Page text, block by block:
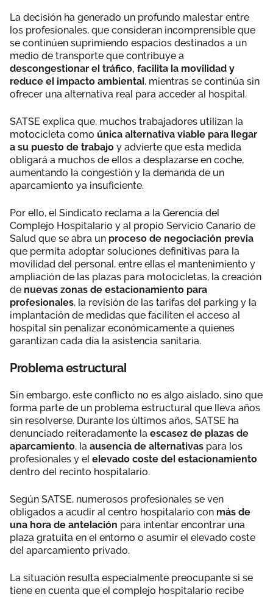
La decisión ha generado un profundo malestar entre
los profesionales, que consideran incomprensible que
se continúen suprimiendo espacios destinados a un
medio de transporte que contribuye a
descongestionar el tráfico, facilita la movilidad y
reduce el impacto ambiental, mientras se continúa sin
ofrecer una alternativa real para acceder al hospital.
SATSE explica que, muchos trabajadores utilizan la
motocicleta como única alternativa viable para llegar
a su puesto de trabajo y advierte que esta medida
obligará a muchos de ellos a desplazarse en coche,
aumentando la congestión y la demanda de un
aparcamiento ya insuficiente.
Por ello, el Sindicato reclama a la Gerencia del
Complejo Hospitalario y al propio Servicio Canario de
Salud que se abra un proceso de negociación previa
que permita adoptar soluciones definitivas para la
movilidad del personal, entre ellas el mantenimiento y
ampliación de las plazas para motocicletas, la creación
de nuevas zonas de estacionamiento para
profesionales, la revisión de las tarifas del parking y la
implantación de medidas que faciliten el acceso al
hospital sin penalizar económicamente a quienes
garantizan cada día la asistencia sanitaria.
Problema estructural
Sin embargo, este conflicto no es algo aislado, sino que
forma parte de un problema estructural que lleva años
sin resolverse. Durante los últimos años, SATSE ha
denunciado reiteradamente la escasez de plazas de
aparcamiento, la ausencia de alternativas para los
profesionales y el elevado coste del estacionamiento
dentro del recinto hospitalario.
Según SATSE, numerosos profesionales se ven
obligados a acudir al centro hospitalario con más de
una hora de antelación para intentar encontrar una
plaza gratuita en el entorno o asumir el elevado coste
del aparcamiento privado.
La situación resulta especialmente preocupante si se
tiene en cuenta que el complejo hospitalario recibe